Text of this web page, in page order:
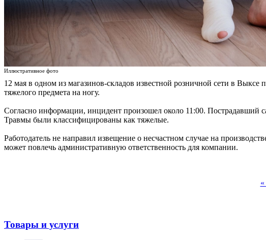
Иллюстративное фото
12 мая в одном из магазинов-складов известной розничной сети в Выксе
тяжелого предмета на ногу.
Согласно информации, инцидент произошел около 11:00. Пострадавший
Травмы были классифицированы как тяжелые.
Работодатель не направил извещение о несчастном случае на
может повлечь административную ответственность для компании.
Товары и услуги